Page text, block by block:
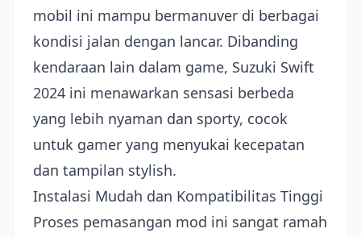
mobil ini mampu bermanuver di berbagai
kondisi jalan dengan lancar. Dibanding
kendaraan lain dalam game, Suzuki Swift
2024 ini menawarkan sensasi berbeda
yang lebih nyaman dan sporty, cocok
untuk gamer yang menyukai kecepatan
dan tampilan stylish.
Instalasi Mudah dan Kompatibilitas Tinggi
Proses pemasangan mod ini sangat ramah